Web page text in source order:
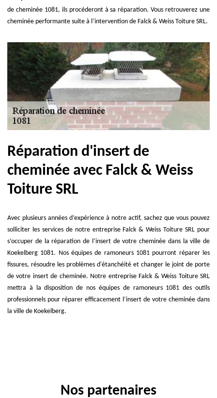
de cheminée 1081, ils procéderont à sa réparation. Vous retrouverez une
cheminée performante suite à l’intervention de Falck & Weiss Toiture SRL.
Réparation d'insert de
cheminée avec Falck & Weiss
Toiture SRL
Avec plusieurs années d’expérience à notre actif, sachez que vous pouvez
solliciter les services de notre entreprise Falck & Weiss Toiture SRL pour
s’occuper de la réparation de l’insert de votre cheminée dans la ville de
Koekelberg 1081. Nos équipes de ramoneurs 1081 pourront réparer les
fissures, résoudre les problèmes d'étanchéité et changer le joint de porte
de votre insert de cheminée. Notre entreprise Falck & Weiss Toiture SRL
mettra à la disposition de nos équipes de ramoneurs 1081 des outils
professionnels pour réparer efficacement l’insert de votre cheminée dans
la ville de Koekelberg.
Nos partenaires